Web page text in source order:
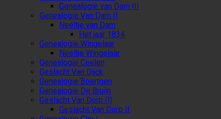
Genealogie van Dam III
Genealogie Van Dam II
Neeltje van Dam
Het jaar 1834
Genealogie Wingelaar
Neeltje Wingelaar
Genealogie Ceelen
Geslacht Van Dijck
Genealogie Boertgen
Genealogie De Bruijn
Geslacht Van Dorp (I)
Geslacht Van Dorp II